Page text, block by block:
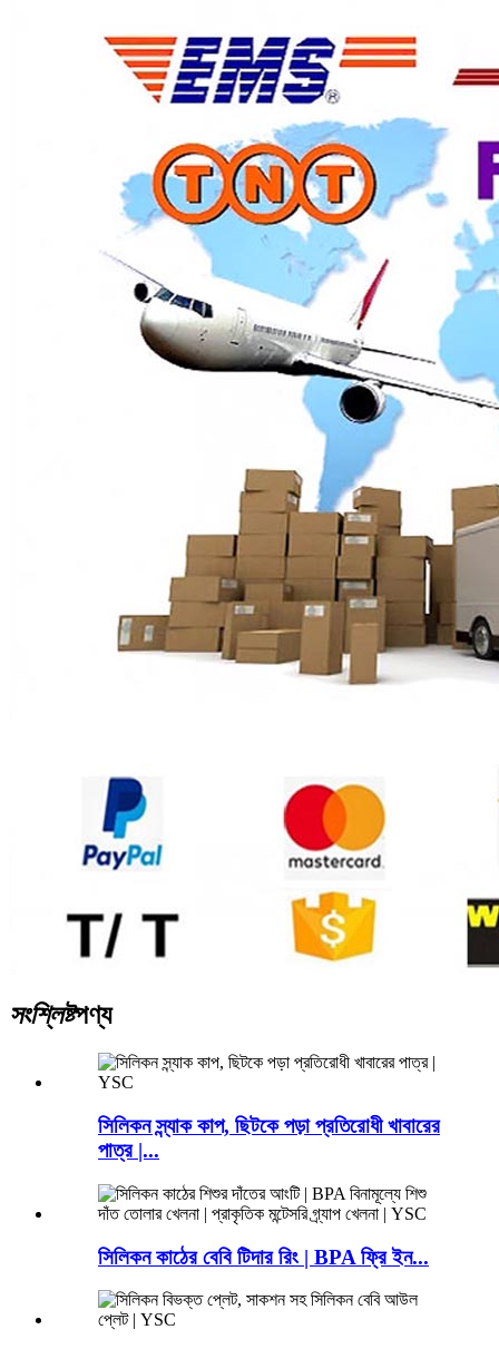
সংশ্লিষ্টপণ্য
সিলিকন স্ন্যাক কাপ, ছিটকে পড়া প্রতিরোধী খাবারের
পাত্র |...
সিলিকন কাঠের বেবি টিদার রিং | BPA ফ্রি ইন...